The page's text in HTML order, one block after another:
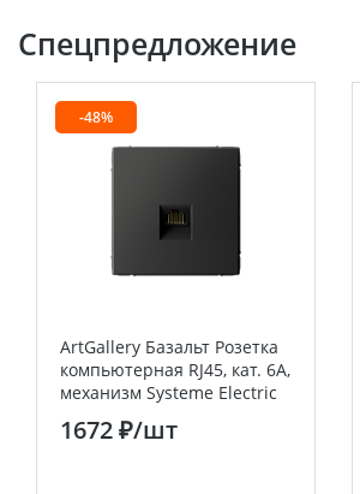
Спецпредложение
-48%
ArtGallery Базальт Розетка
компьютерная RJ45, кат. 6A,
механизм Systeme Electric
(Schneider Electric)
1672 ₽/шт